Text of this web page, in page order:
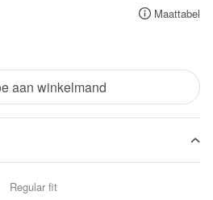
Maattabel
aan winkelmand
Regular fit